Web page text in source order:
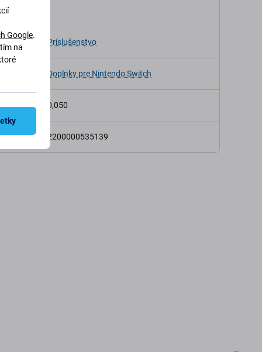
Príslušenstvo
Doplnky pre Nintendo Switch
(kg) 0,050
2200000535139
Google.
na